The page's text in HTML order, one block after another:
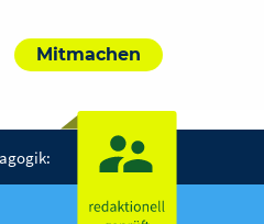
Mitmachen